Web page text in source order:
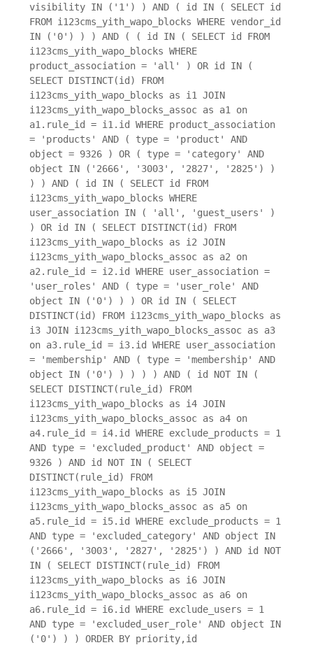
visibility IN ('1') ) AND ( id IN ( SELECT id
FROM i123cms_yith_wapo_blocks WHERE vendor_id
IN ('0') ) ) AND ( ( id IN ( SELECT id FROM
i123cms_yith_wapo_blocks WHERE
product_association = 'all' ) OR id IN (
SELECT DISTINCT(id) FROM
i123cms_yith_wapo_blocks as i1 JOIN
i123cms_yith_wapo_blocks_assoc as a1 on
a1.rule_id = i1.id WHERE product_association
= 'products' AND ( type = 'product' AND
object = 9326 ) OR ( type = 'category' AND
object IN ('2666', '3003', '2827', '2825') )
) ) AND ( id IN ( SELECT id FROM
i123cms_yith_wapo_blocks WHERE
user_association IN ( 'all', 'guest_users' )
) OR id IN ( SELECT DISTINCT(id) FROM
i123cms_yith_wapo_blocks as i2 JOIN
i123cms_yith_wapo_blocks_assoc as a2 on
a2.rule_id = i2.id WHERE user_association =
'user_roles' AND ( type = 'user_role' AND
object IN ('0') ) ) OR id IN ( SELECT
DISTINCT(id) FROM i123cms_yith_wapo_blocks as
i3 JOIN i123cms_yith_wapo_blocks_assoc as a3
on a3.rule_id = i3.id WHERE user_association
= 'membership' AND ( type = 'membership' AND
object IN ('0') ) ) ) ) AND ( id NOT IN (
SELECT DISTINCT(rule_id) FROM
i123cms_yith_wapo_blocks as i4 JOIN
i123cms_yith_wapo_blocks_assoc as a4 on
a4.rule_id = i4.id WHERE exclude_products = 1
AND type = 'excluded_product' AND object =
9326 ) AND id NOT IN ( SELECT
DISTINCT(rule_id) FROM
i123cms_yith_wapo_blocks as i5 JOIN
i123cms_yith_wapo_blocks_assoc as a5 on
a5.rule_id = i5.id WHERE exclude_products = 1
AND type = 'excluded_category' AND object IN
('2666', '3003', '2827', '2825') ) AND id NOT
IN ( SELECT DISTINCT(rule_id) FROM
i123cms_yith_wapo_blocks as i6 JOIN
i123cms_yith_wapo_blocks_assoc as a6 on
a6.rule_id = i6.id WHERE exclude_users = 1
AND type = 'excluded_user_role' AND object IN
('0') ) ) ORDER BY priority,id